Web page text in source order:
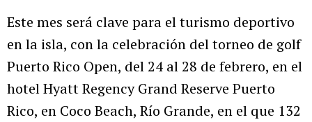
Este mes será clave para el turismo deportivo
en la isla, con la celebración del torneo de golf
Puerto Rico Open, del 24 al 28 de febrero, en el
hotel Hyatt Regency Grand Reserve Puerto
Rico, en Coco Beach, Río Grande, en el que 132